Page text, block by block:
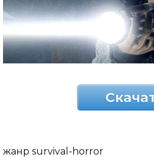
жанр survival-horror